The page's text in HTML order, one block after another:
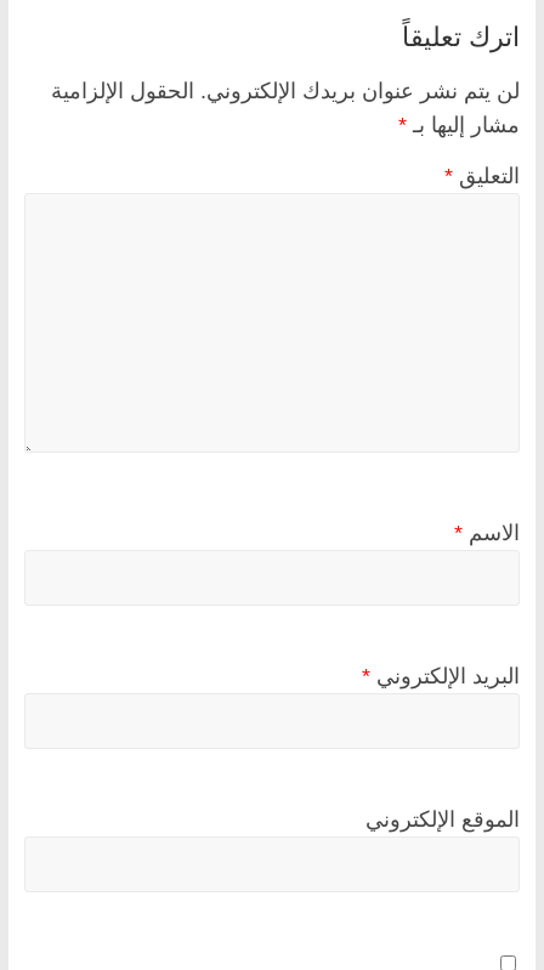
اترك تعليقاً
لن يتم نشر عنوان بريدك الإلكتروني. الحقول الإلزامية
مشار إليها بـ *
التعليق *
الاسم *
البريد الإلكتروني *
الموقع الإلكتروني